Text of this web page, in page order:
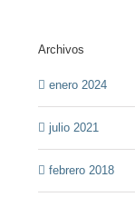
Archivos
enero 2024
julio 2021
febrero 2018